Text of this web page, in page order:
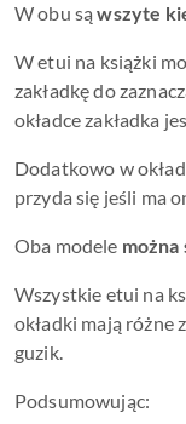
W obu sąwszyte
W etui na książki
zakładkę do
okładce zakładka
Dodatkowo w
przyda się jeśli ma
Oba modele można
Wszystkie etui na
okładki mają różne
guzik.
Podsumowując: